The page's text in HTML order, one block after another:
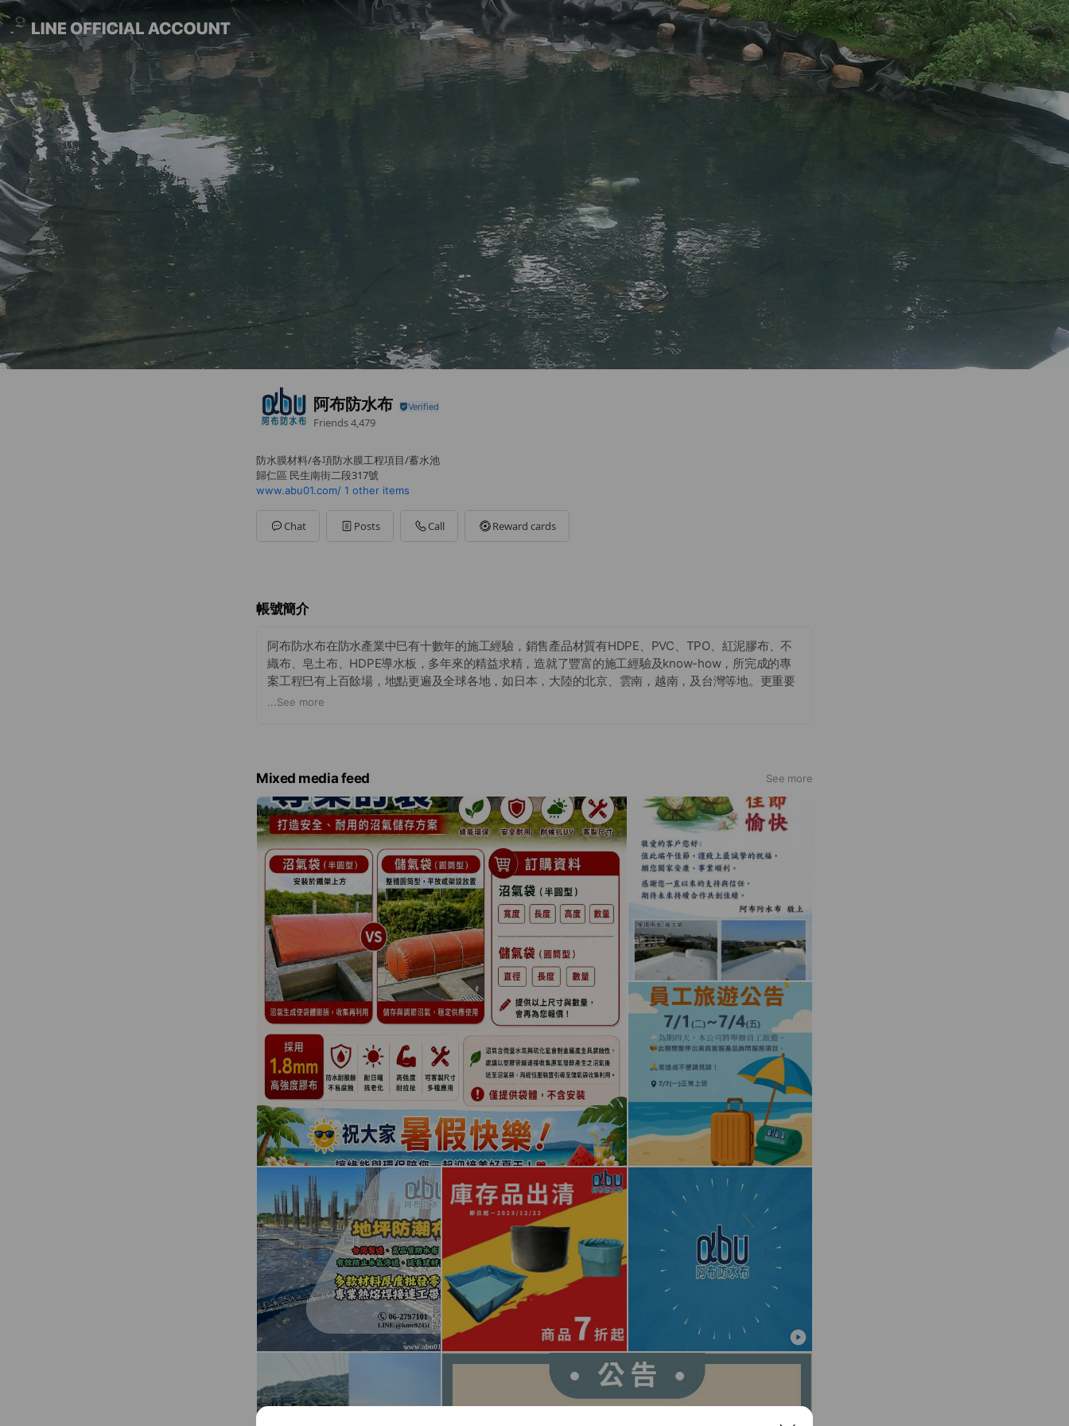
阿布防水布
Friends4,479
防水膜材料/各項防水膜工程項目/蓄水池
歸仁區 民生南街二段317號
www.abu01.com/ 1 other items
Chat Posts Call Reward cards
帳號簡介
阿布防水布在防水產業中巳有十數年的施工經驗，銷售產品材質有HDPE、PVC、TPO、紅泥膠布、不
織布、皂土布、HDPE導水板，多年來的精益求精，造就了豐富的施工經驗及know-how，所完成的專
案工程巳有上百餘場，地點更遍及全球各地，如日本，大陸的北京、雲南，越南，及台灣等地。更重要
的是，阿布防水布的專業評估能力，能在工程未施工前，即能看出施工場地因設計或現地環境不佳所可
...See more
Mixed media feed See more